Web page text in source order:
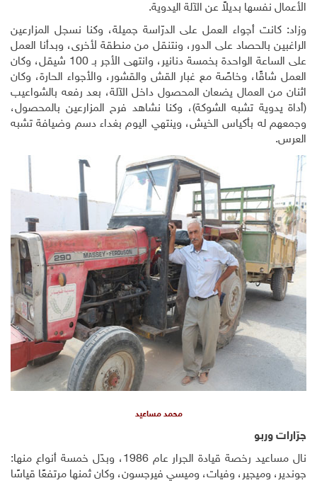
الأعمال نفسها بديلاً عن الآلة اليدوية.
وزاد: كانت أجواء العمل على الدرّاسة جميلة، وكنا نسجل المزارعين
الراغبين بالحصاد على الدور، ونتنقل من منطقة لأخرى، وبدأنا العمل
على الساعة الواحدة بخمسة دنانير، وانتهى الأجر بـ 100 شيقل، وكان
العمل شاقًا، وخاصًة مع غبار القش والقشور، والأجواء الحارة، وكان
اثنان من العمال يضعان المحصول داخل الآلة، بعد رفعه بالشواعيب
(أداة يدوية تشبه الشوكة)، وكنا نشاهد فرح المزارعين بالمحصول،
وجمعهم له بأكياس الخيش، وينتهي اليوم بغداء دسم وضيافة تشبه
العرس.
محمد مساعيد
جرّارات وربو
نال مساعيد رخصة قيادة الجرار عام 1986، وبدّل خمسة أنواع منها:
جوندير، وميجير، وفيات، وميسي فيرجسون، وكان ثمنها مرتفعًا قياسًا